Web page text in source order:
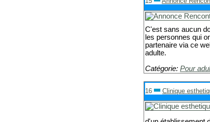
C'est sans aucun
les personnes qui
partenaire via ce
adulte.
Catégorie: Pour
16 Clinique